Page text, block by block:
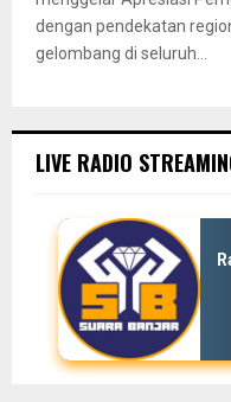
dengan pendekatan
gelombang di seluruh...
LIVE RADIO